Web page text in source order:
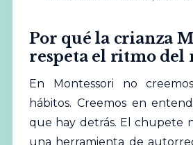
Por qué la crianza
respeta el ritmo del
En Montessori no
hábitos. Creemos en
que hay detrás. El chupete
una herramienta de